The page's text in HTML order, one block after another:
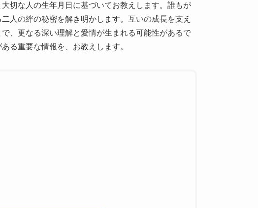
切な人の生年月日に基づいてお教えします。誰もが
人の絆の秘密を解き明かします。互いの成長を支え
、更なる深い理解と愛情が生まれる可能性があるで
る重要な情報を、お教えします。